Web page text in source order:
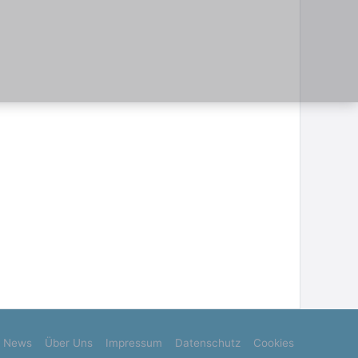
News Über Uns Impressum Datenschutz Cookies